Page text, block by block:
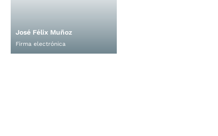
José Félix Muñoz
Firma electrónica